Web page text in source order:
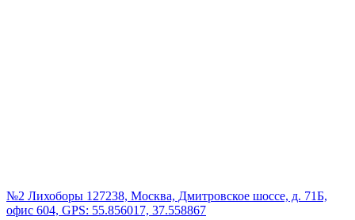
№2 Лихоборы 127238, Москва, Дмитровское шоссе, д. 71Б,
офис 604, GPS: 55.856017, 37.558867